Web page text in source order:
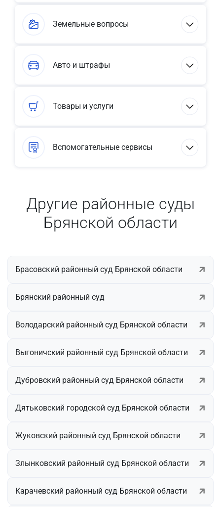
Земельные вопросы
Авто и штрафы
Товары и услуги
Вспомогательные сервисы
Другие районные суды
Брянской области
Брасовский районный суд Брянской области
Брянский районный суд
Володарский районный суд Брянской области
Выгоничский районный суд Брянской области
Дубровский районный суд Брянской области
Дятьковский городской суд Брянской области
Жуковский районный суд Брянской области
Злынковский районный суд Брянской области
Карачевский районный суд Брянской области